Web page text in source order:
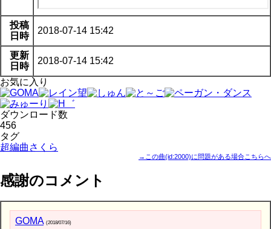
投稿
日時
2018-07-14 15:42
更新
日時
2018-07-14 15:42
お気に入り
ダウンロード数
456
タグ
超編曲さくら
→この曲(id:2000)に問題がある場合こちらへ
感謝のコメント
GOMA (2018/07/16)